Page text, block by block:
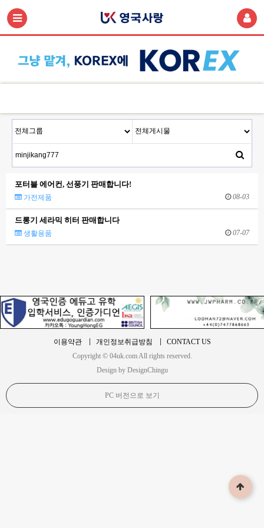
포터블 에어컨, 선풍기 판매합니다!
가전제품 08-03
드롱기 세라믹 히터 판매합니다
생활용품 07-07
이용약관 개인정보취급방침
CONTACT US
Copyright © 04uk.com All rights reserved.
Design by DesignChingu
PC 버전으로 보기